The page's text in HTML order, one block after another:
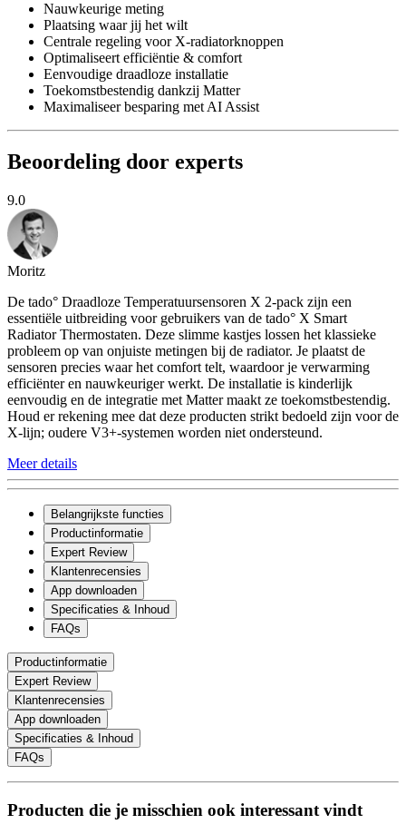
Nauwkeurige meting
Plaatsing waar jij het wilt
Centrale regeling voor X-radiatorknoppen
Optimaliseert efficiëntie & comfort
Eenvoudige draadloze installatie
Toekomstbestendig dankzij Matter
Maximaliseer besparing met AI Assist
Beoordeling door experts
9.0
Moritz
De tado° Draadloze Temperatuursensoren X 2-pack zijn een
essentiële uitbreiding voor gebruikers van de tado° X Smart
Radiator Thermostaten. Deze slimme kastjes lossen het klassieke
probleem op van onjuiste metingen bij de radiator. Je plaatst de
sensoren precies waar het comfort telt, waardoor je verwarming
efficiënter en nauwkeuriger werkt. De installatie is kinderlijk
eenvoudig en de integratie met Matter maakt ze toekomstbestendig.
Houd er rekening mee dat deze producten strikt bedoeld zijn voor de
X-lijn; oudere V3+-systemen worden niet ondersteund.
Meer details
Belangrijkste functies
Productinformatie
Expert Review
Klantenrecensies
App downloaden
Specificaties & Inhoud
FAQs
Productinformatie
Expert Review
Klantenrecensies
App downloaden
Specificaties & Inhoud
FAQs
Producten die je misschien ook interessant vindt